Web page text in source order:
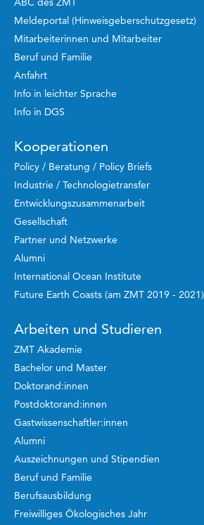
Meldeportal (Hinweisgeberschutzgesetz)
Mitarbeiterinnen und Mitarbeiter
Beruf und Familie
Anfahrt
Info in leichter Sprache
Info in DGS
Kooperationen
Policy / Beratung / Policy Briefs
Industrie / Technologietransfer
Entwicklungszusammenarbeit
Gesellschaft
Partner und Netzwerke
Alumni
International Ocean Institute
Future Earth Coasts (am ZMT 2019 - 2021)
Arbeiten und Studieren
ZMT Akademie
Bachelor und Master
Doktorand:innen
Postdoktorand:innen
Gastwissenschaftler:innen
Alumni
Auszeichnungen und Stipendien
Beruf und Familie
Berufsausbildung
Freiwilliges Ökologisches Jahr